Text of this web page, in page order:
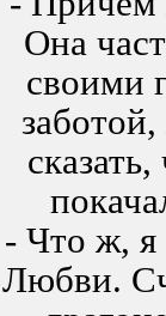
Она
своими
- Что ж, я
Любви.